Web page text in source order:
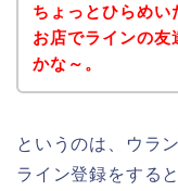
ちょっとひらめい
お店でラインの友
かな～。
というのは、ウラ
ライン登録をする